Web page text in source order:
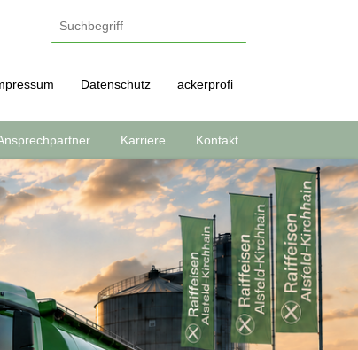
Datenschutz ackerprofi
Karriere Kontakt